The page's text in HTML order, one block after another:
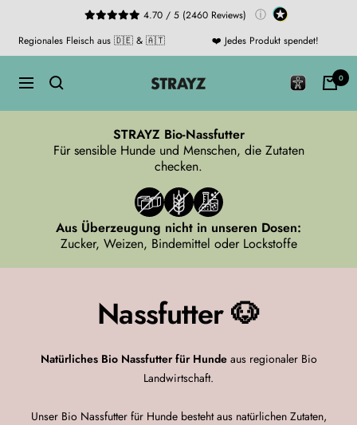
Inhalt
4.70 / 5 (2460 Reviews) ⓘ
Regionales Fleisch aus 🇩🇪 & 🇦🇹 ❤️ Jedes Produkt spendet!
Navigation STRAYZ 0
STRAYZ Bio-Nassfutter
Für sensible Hunde und Menschen, die Zutaten
checken.
Aus Überzeugung nicht in unseren Dosen:
Zucker, Weizen, Bindemittel oder Lockstoffe
Nassfutter 🐶
Natürliches Bio Nassfutter für Hundeaus regionaler Bio
Landwirtschaft.
Unser Bio Nassfutter für Hunde besteht aus natürlichen Zutaten,